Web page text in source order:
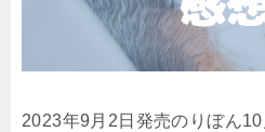
2023年9月2日発売のりぼん